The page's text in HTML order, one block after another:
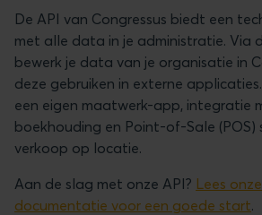
De API van Congressus biedt een
met alle data in je administratie. Via
bewerk je data van je organisatie in
deze gebruiken in externe
een eigen maatwerk-app, integratie
boekhouding en Point-of-Sale (POS)
verkoop op locatie.
Aan de slag met onze API? Lees
documentatie voor een goede start.